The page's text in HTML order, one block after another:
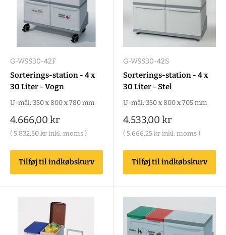
G-WSS30-42F
Sorterings-station - 4 x
30 Liter - Vogn
U-mål: 350 x 800 x 780 mm
Salgspris
4.666,00 kr
( 5.832,50 kr inkl. moms )
Tilføj til indkøbskurv
G-WSS30-42S
Sorterings-station - 4 x
30 Liter - Stel
U-mål: 350 x 800 x 705 mm
Salgspris
4.533,00 kr
( 5.666,25 kr inkl. moms )
Tilføj til indkøbskurv